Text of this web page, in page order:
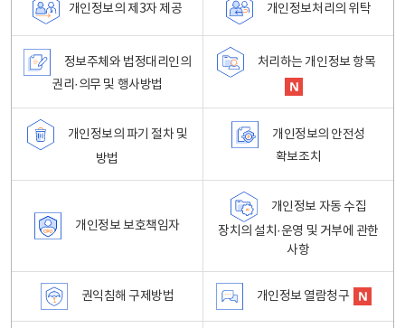
개인정보의 제3자 제공 개인정보처리의 위탁
정보주체와 법정대리인의
권리·의무 및 행사방법
처리하는 개인정보 항목
개인정보의 파기 절차 및
방법
개인정보의 안전성
확보조치
개인정보 보호책임자
개인정보 자동 수집
장치의 설치·운영 및 거부에 관한
사항
권익침해 구제방법 개인정보 열람청구